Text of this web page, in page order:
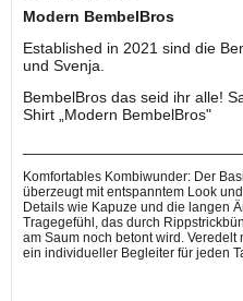
Modern BembelBros
Established in 2021 sind die
und Svenja.
BembelBros das seid ihr alle!
Shirt „Modern BembelBros"
Komfortables Kombiwunder: Der
überzeugt mit entspanntem Look
Details wie Kapuze und die langen
Tragegefühl, das durch
am Saum noch betont wird.
ein individueller Begleiter für jeden